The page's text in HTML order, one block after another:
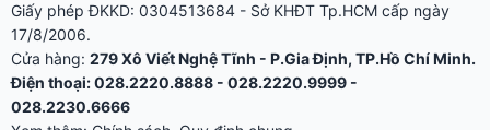
Giấy phép ĐKKD: 0304513684 - Sở KHĐT Tp.HCM cấp ngày
17/8/2006.
Cửa hàng: 279 Xô Viết Nghệ Tĩnh - P.Gia Định, TP.Hồ Chí Minh.
Điện thoại: 028.2220.8888 - 028.2220.9999 -
028.2230.6666